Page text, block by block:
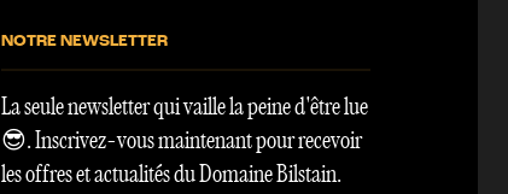
NOTRE NEWSLETTER
La seule newsletter qui vaille la peine d'être lue
😎. Inscrivez-vous maintenant pour recevoir
les offres et actualités du Domaine Bilstain.